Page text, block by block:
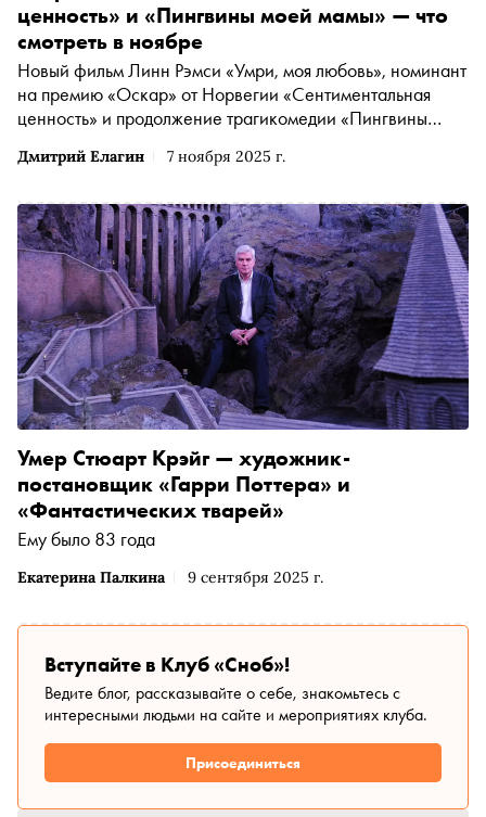
Дмитрий Елагин 7 ноября 2025 г.
ценность» и «Пингвины моей мамы» — что
смотреть в ноябре
Новый фильм Линн Рэмси «Умри, моя любовь», номинант
на премию «Оскар» от Норвегии «Сентиментальная
ценность» и продолжение трагикомедии «Пингвины
сериалы конца осени
Екатерина Палкина 9 сентября 2025 г.
Умер Стюарт Крэйг — художник-
постановщик «Гарри Поттера» и
«Фантастических тварей»
Ему было 83 года
Вступайте в Клуб «Сноб»!
Ведите блог, рассказывайте о себе, знакомьтесь с
интересными людьми на сайте и мероприятиях клуба.
Присоединиться